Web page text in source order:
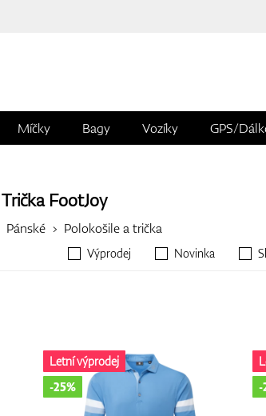
Míčky Bagy Vozíky GPS/
FootJoy
Pánské Polokošile a trička
Výprodej Novinka
Letní výprodej
-25%
-